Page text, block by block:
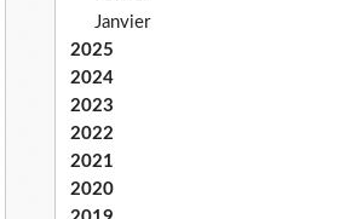
Janvier
2025
2024
2023
2022
2021
2020